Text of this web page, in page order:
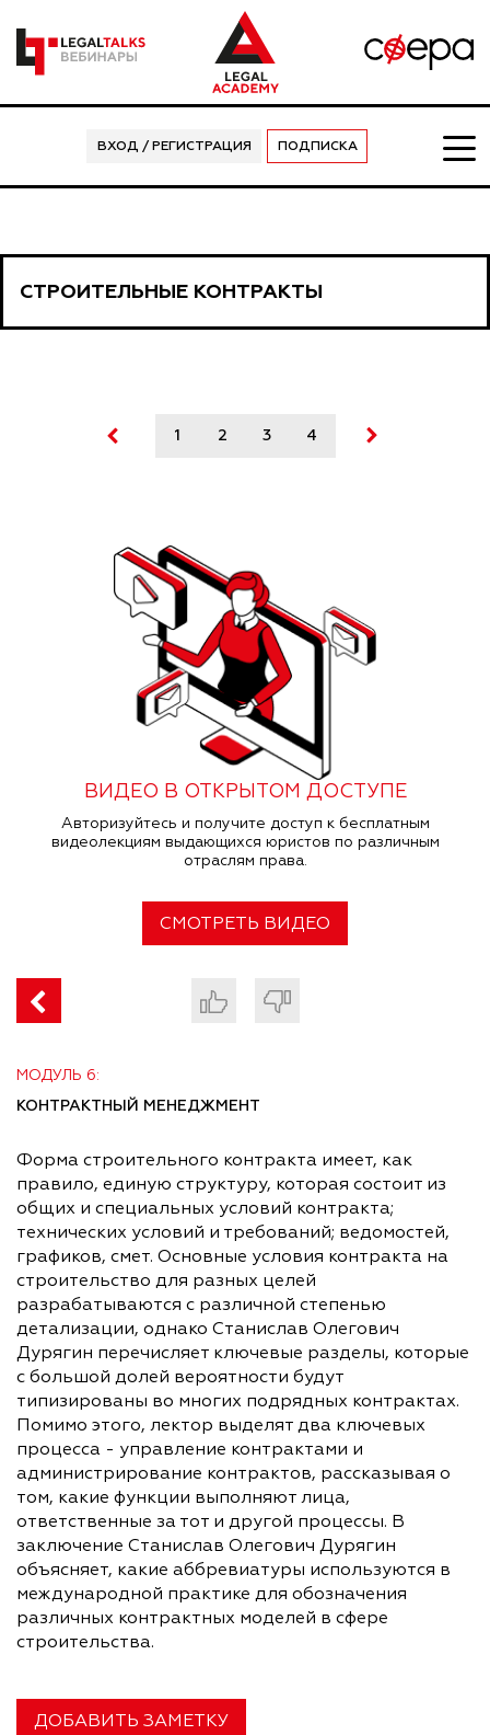
ВХОД / РЕГИСТРАЦИЯ ПОДПИСКА
СТРОИТЕЛЬНЫЕ КОНТРАКТЫ
1 2 3 4
ВИДЕО В ОТКРЫТОМ ДОСТУПЕ
Авторизуйтесь и получите доступ к бесплатным
видеолекциям выдающихся юристов по различным
отраслям права.
СМОТРЕТЬ ВИДЕО
МОДУЛЬ 6:
КОНТРАКТНЫЙ МЕНЕДЖМЕНТ
Форма строительного контракта имеет, как
правило, единую структуру, которая состоит из
общих и специальных условий контракта;
технических условий и требований; ведомостей,
графиков, смет. Основные условия контракта на
строительство для разных целей
разрабатываются с различной степенью
детализации, однако Станислав Олегович
Дурягин перечисляет ключевые разделы, которые
с большой долей вероятности будут
типизированы во многих подрядных контрактах.
Помимо этого, лектор выделят два ключевых
процесса - управление контрактами и
администрирование контрактов, рассказывая о
том, какие функции выполняют лица,
ответственные за тот и другой процессы. В
заключение Станислав Олегович Дурягин
объясняет, какие аббревиатуры используются в
международной практике для обозначения
различных контрактных моделей в сфере
строительства.
ДОБАВИТЬ ЗАМЕТКУ